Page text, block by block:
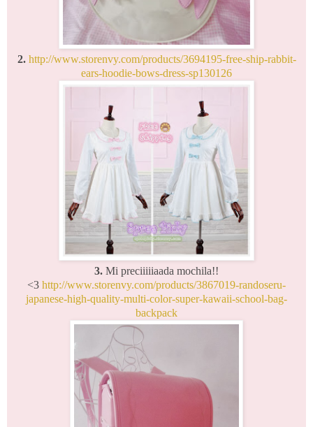
2. http://www.storenvy.com/products/3694195-free-ship-rabbit-
ears-hoodie-bows-dress-sp130126
3. Mi preciiiiiaada mochila!!
<3 http://www.storenvy.com/products/3867019-randoseru-
japanese-high-quality-multi-color-super-kawaii-school-bag-
backpack